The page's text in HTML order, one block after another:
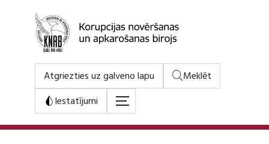
Atgriezties uz galveno lapu
Meklēt
Iestatījumi